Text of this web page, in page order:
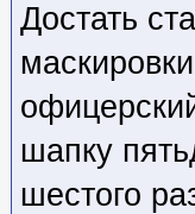
Достать
шапку
шестого